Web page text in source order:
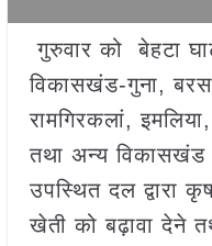
गुरुवार को बेहटा
विकासखंड-गुना,
रामगिरकलां,
तथा अन्‍य विकासखंड
उपस्थित दल द्वारा
खेती को बढ़ावा देने